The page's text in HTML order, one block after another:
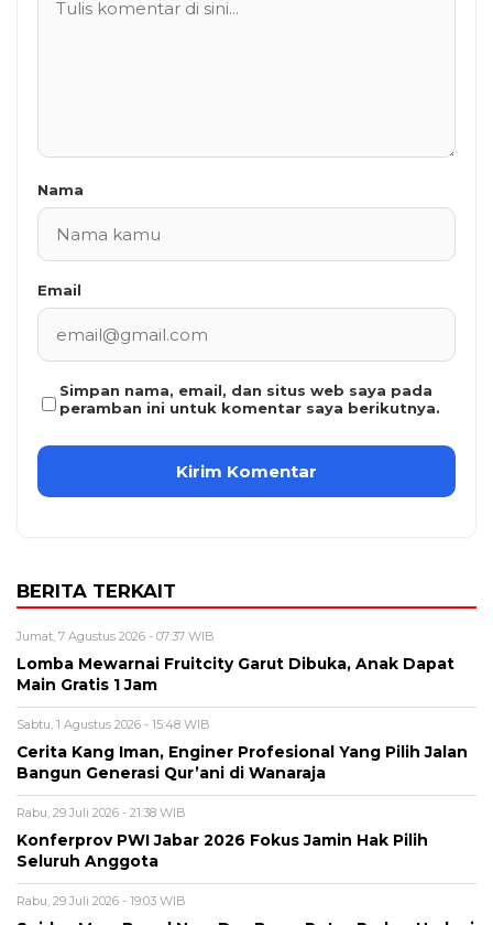
Nama
Email
Simpan nama, email, dan situs web saya pada
peramban ini untuk komentar saya berikutnya.
BERITA TERKAIT
Jumat, 7 Agustus 2026 - 07:37 WIB
Lomba Mewarnai Fruitcity Garut Dibuka, Anak Dapat
Main Gratis 1 Jam
Sabtu, 1 Agustus 2026 - 15:48 WIB
Cerita Kang Iman, Enginer Profesional Yang Pilih Jalan
Bangun Generasi Qur’ani di Wanaraja
Rabu, 29 Juli 2026 - 21:38 WIB
Konferprov PWI Jabar 2026 Fokus Jamin Hak Pilih
Seluruh Anggota
Rabu, 29 Juli 2026 - 19:03 WIB